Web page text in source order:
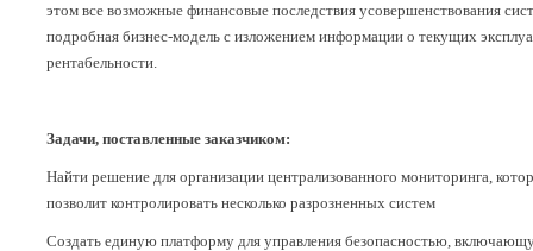
этом все возможные финансовые последствия усовершенствования
подробная бизнес-модель с изложением информации о текущих
рентабельности.
Задачи, поставленные заказчиком:
Найти решение для организации централизованного мониторинга,
позволит контролировать несколько разрозненных систем
Создать единую платформу для управления безопасностью,